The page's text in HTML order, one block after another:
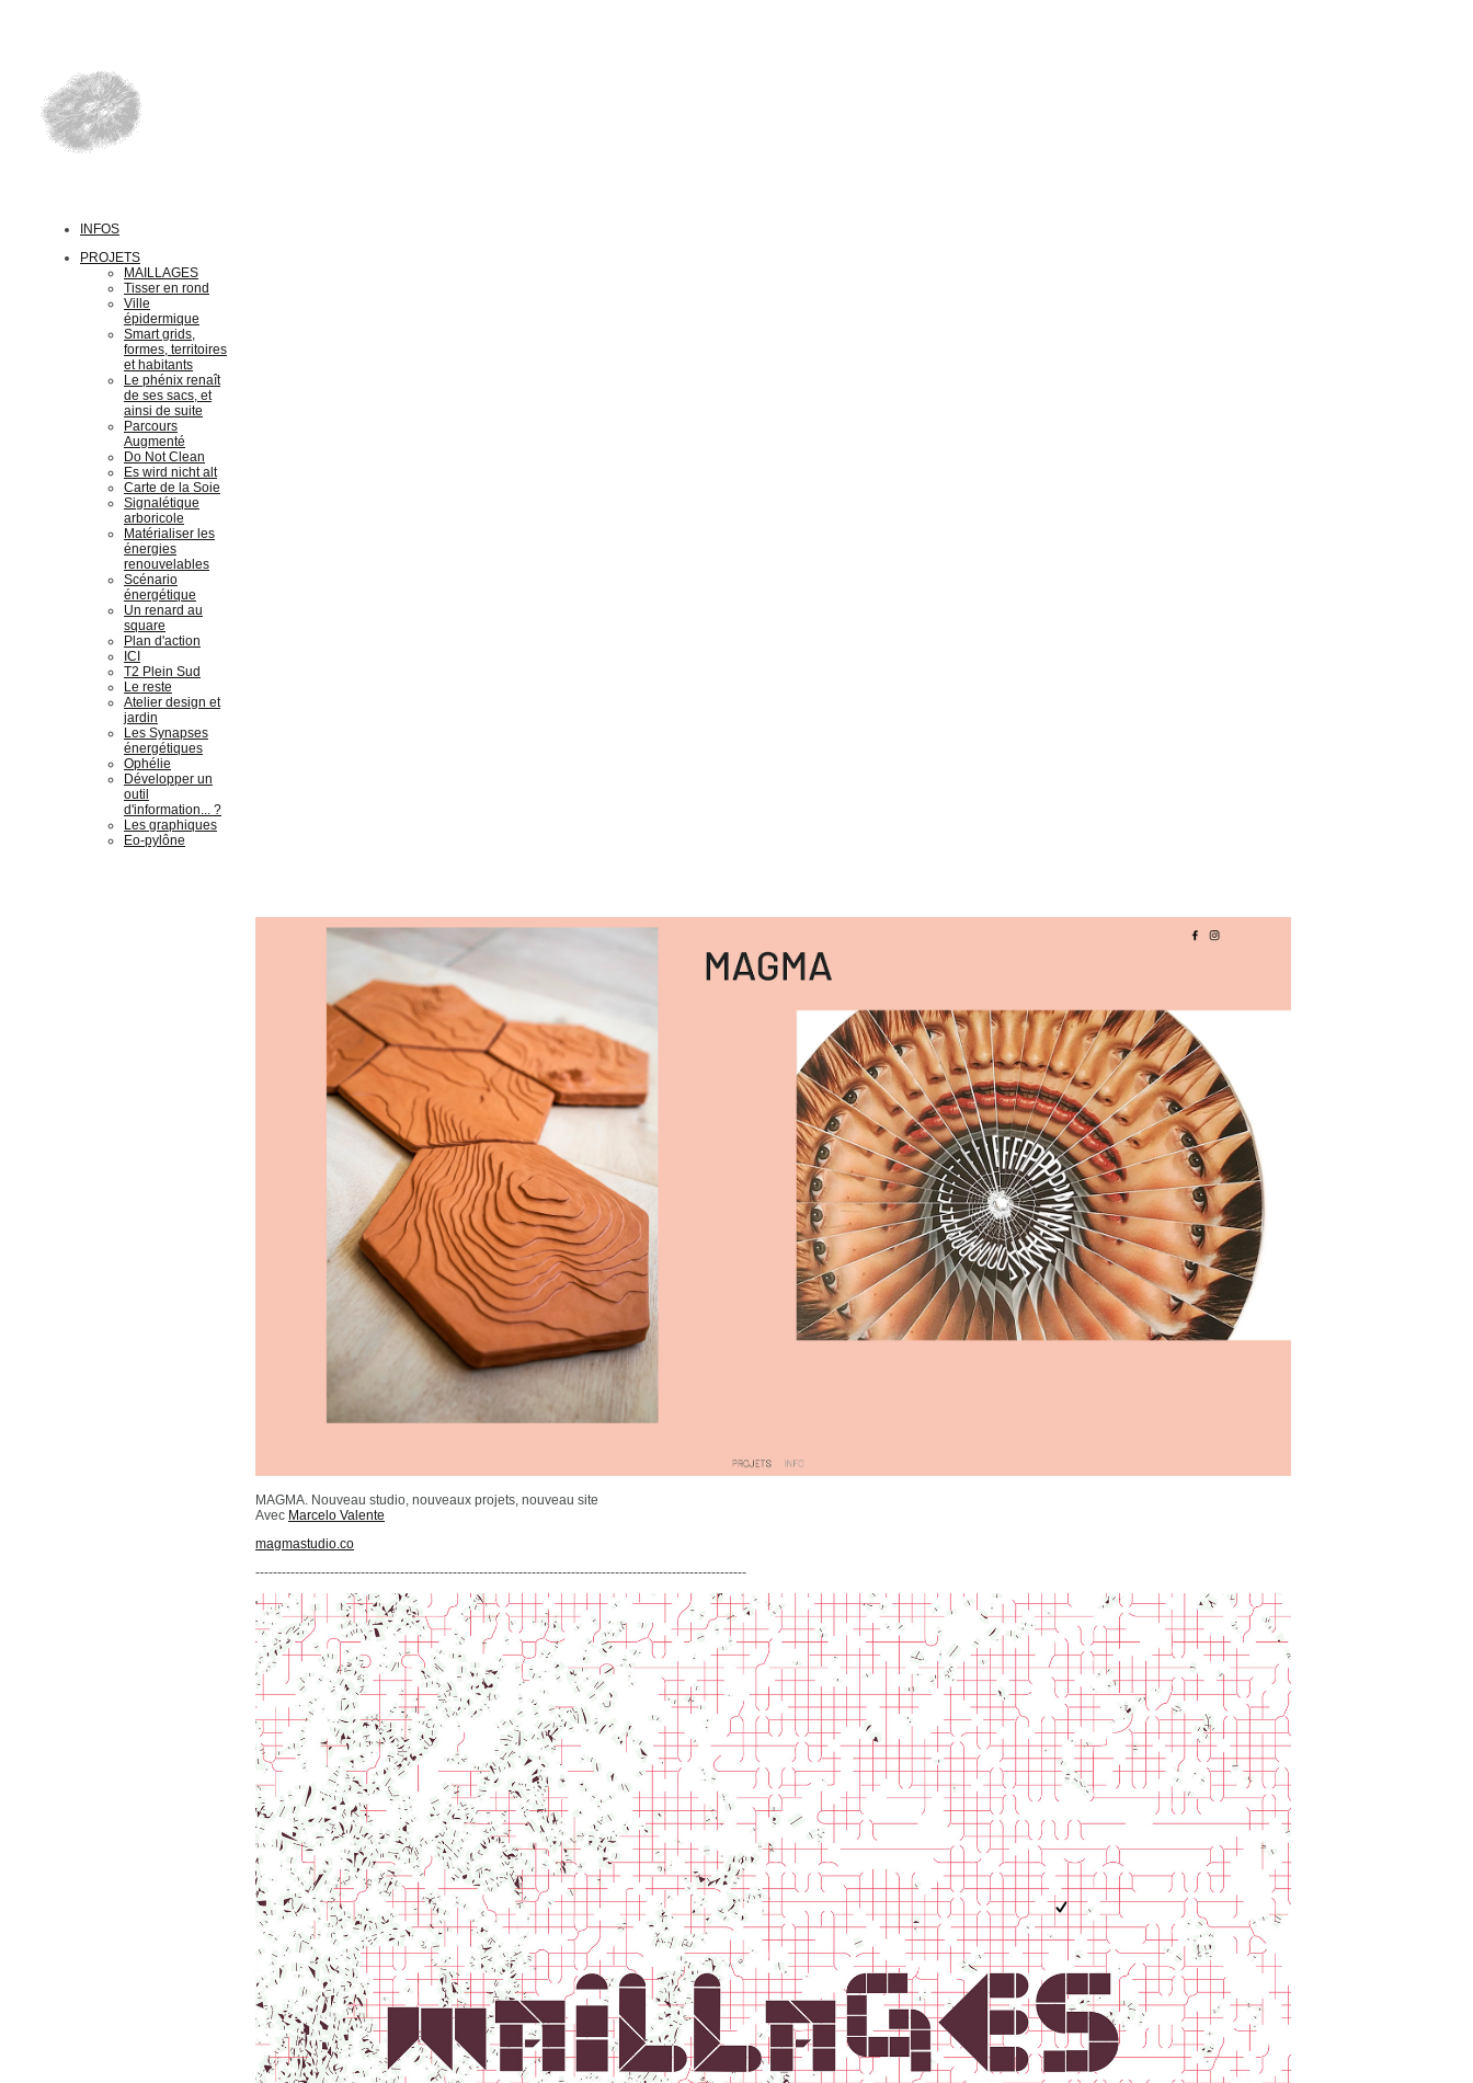
INFOS
PROJETS
MAILLAGES
Tisser en rond
Ville
épidermique
Smart grids,
formes, territoires
et habitants
Le phénix renaît
de ses sacs, et
ainsi de suite
Parcours
Augmenté
Do Not Clean
Es wird nicht alt
Carte de la Soie
Signalétique
arboricole
Matérialiser les
énergies
renouvelables
Scénario
énergétique
Un renard au
square
Plan d'action
ICI
T2 Plein Sud
Le reste
Atelier design et
jardin
Les Synapses
énergétiques
Ophélie
Développer un
outil
d'information... ?
Les graphiques
Eo-pylône
MAGMA. Nouveau studio, nouveaux projets, nouveau site
Avec Marcelo Valente
magmastudio.co
----------------------------------------------------------------------------------------------------------------